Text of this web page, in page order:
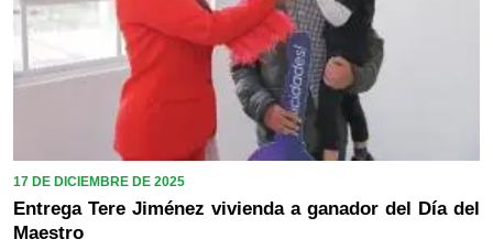
17 DE DICIEMBRE DE 2025
Entrega Tere Jiménez vivienda a ganador del Día del
Maestro